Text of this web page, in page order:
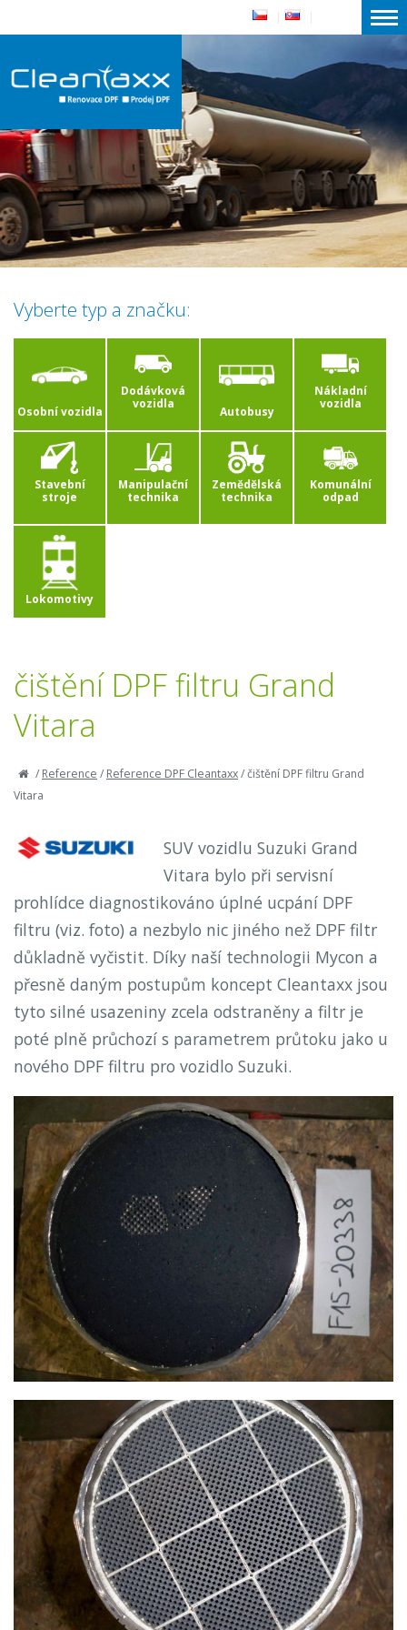
Vyberte typ a značku:
Osobní vozidla
Dodávková
vozidla
Autobusy
Nákladní
vozidla
Stavební
stroje
Manipulační
technika
Zemědělská
technika
Komunální
odpad
Lokomotivy
čištění DPF filtru Grand
Vitara
/Reference /Reference DPF Cleantaxx/čištění DPF filtru Grand
Vitara
SUV vozidlu Suzuki Grand
Vitara bylo při servisní
prohlídce diagnostikováno úplné ucpání DPF
filtru (viz. foto) a nezbylo nic jiného než DPF filtr
důkladně vyčistit. Díky naší technologii Mycon a
přesně daným postupům koncept Cleantaxx jsou
tyto silné usazeniny zcela odstraněny a filtr je
poté plně průchozí s parametrem průtoku jako u
nového DPF filtru pro vozidlo Suzuki.